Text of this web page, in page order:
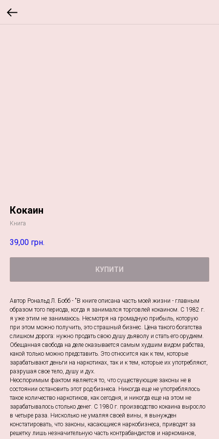
Кокаин
Книга
39,00 грн.
КУПИТИ
Автор Рональд Л. Бобб - "В книге описана часть моей жизни - главным
образом того периода, когда я занимался торговлей кокаином. С 1982 г.
я уже этим не занимаюсь. Несмотря на громадную прибыль, которую
при этом можно получить, это страшный бизнес. Цена такого богатства
слишком дорога: нужно продать свою душу дьяволу и стать его орудием.
Обещанная свобода на деле оказывается самым худшим видом рабства,
какой только можно представить. Это относится как к тем, которые
зарабатывают деньги на наркотиках, так и к тем, которые их употребляют,
разрушая свое тело, душу и дух.
Неоспоримым фактом является то, что существующие законы не в
состоянии остановить этот род бизнеса. Никогда еще не употреблялось
такое количество наркотиков, как сегодня, и никогда еще на этом не
зарабатывалось столько денег. С 1980 г. производство кокаина выросло
в четыре раза. Нисколько не умаляя своей вины, я вынужден
констатировать, что законы, касающиеся наркобизнеса, приводят за
решетку лишь незначительную часть контрабандистов и наркоманов,